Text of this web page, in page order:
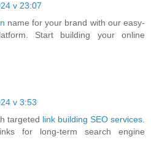
v 23:07
name for your brand with our easy-
Start building your online
v 3:53
targeted link building SEO services
for long-term search engine